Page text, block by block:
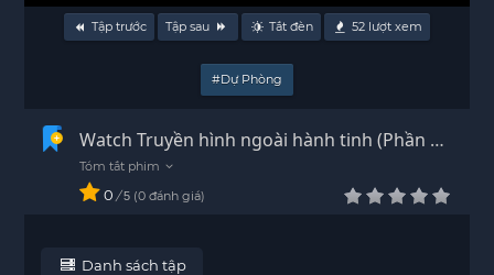
Tập trước Tập sau Tắt đèn 52 lượt xem
#Dự Phòng
Watch Truyền hình ngoài hành tinh (Phần 1)
Vietsub - HD
0 / 5 0 đánh giá
Danh sách tập